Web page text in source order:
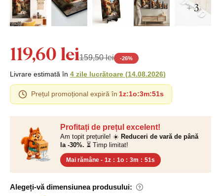
+ 3
Profitați de prețul excelent!
Am topit prețurile! ☀️ Reduceri de vară de până
la -30%. ⏳ Timp limitat!
Mai rămâne - 1z : 1o : 3m : 50s
Alegeți-vă dimensiunea produsului:
119,60 lei159,50 lei -26%
Livrare estimată în 4 zile lucrătoare (14.08.2026)
Prețul promoțional expiră în 1z:1o:3m:50s